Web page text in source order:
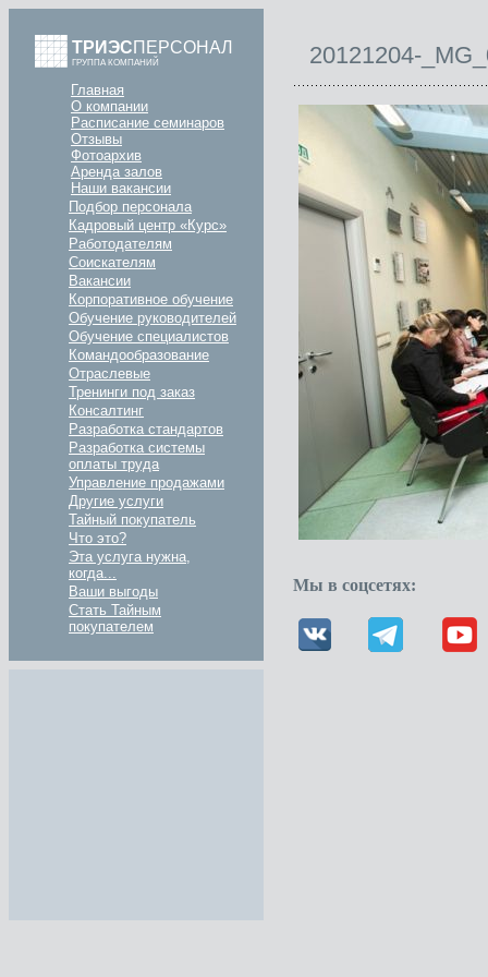
ТРИЭСПЕРСОНАЛ
ГРУППА КОМПАНИЙ
Главная
О компании
Расписание семинаров
Отзывы
Фотоархив
Аренда залов
Наши вакансии
Подбор персонала
Кадровый центр «Курс»
Работодателям
Соискателям
Вакансии
Корпоративное обучение
Обучение руководителей
Обучение специалистов
Командообразование
Отраслевые
Тренинги под заказ
Консалтинг
Разработка стандартов
Разработка системы
оплаты труда
Управление продажами
Другие услуги
Тайный покупатель
Что это?
Эта услуга нужна,
когда...
Ваши выгоды
Стать Тайным
покупателем
20121204-
Мы в соцсетях: